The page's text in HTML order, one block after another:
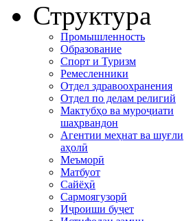
Структура
Промышленность
Образование
Спорт и Туризм
Ремесленники
Отдел здравоохранения
Отдел по делам религий
Мактубҳо ва муроҷиати
шаҳрвандон
Агентии меҳнат ва шуғли
аҳолӣ
Меъморӣ
Матбуот
Сайёҳӣ
Сармоягузорӣ
Иҷроиши буҷет